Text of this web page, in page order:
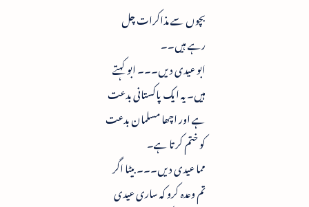
بچوں سے مذاکرات چل
رہے ہیں۔۔
ابو عیدی دیں۔۔۔ ابو کہتے
ہیں۔ یہ ایک پاکستانی بدعت
ہے اور اچھا مسلمان بدعت
کو ختم کرتا ہے۔
مما عیدی دیں۔۔۔ بیٹا اگر
تم وعدہ کرو کہ ساری عیدی